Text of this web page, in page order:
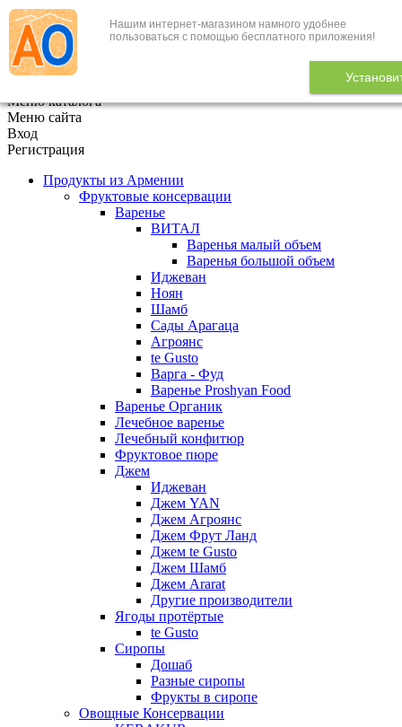
Нашим интернет-магазином намного удобнее
пользоваться с помощью бесплатного приложения!
+7 (495) 646-888-1
В корзине 0
Меню каталога
Меню сайта
Вход
Регистрация
Продукты из Армении
Фруктовые консервации
Варенье
ВИТАЛ
Варенья малый объем
Варенья большой объем
Иджеван
Ноян
Шамб
Сады Арагаца
Агроянс
te Gusto
Варга - Фуд
Варенье Proshyan Food
Варенье Органик
Лечебное варенье
Лечебный конфитюр
Фруктовое пюре
Джем
Иджеван
Джем YAN
Джем Агроянс
Джем Фрут Ланд
Джем te Gusto
Джем Шамб
Джем Ararat
Другие производители
Ягоды протёртые
te Gusto
Сиропы
Дошаб
Разные сиропы
Фрукты в сиропе
Овощные Консервации